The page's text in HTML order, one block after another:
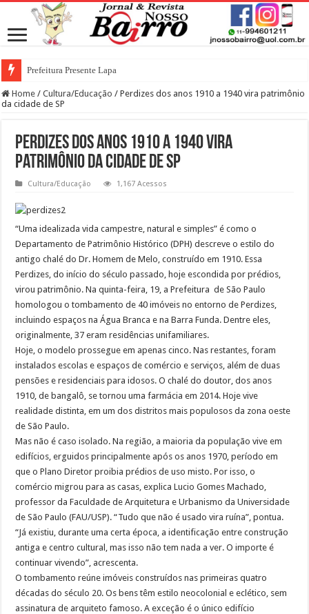
Prefeitura Presente Lapa
Home / Cultura/Educação / Perdizes dos anos 1910 a 1940 vira patrimônio
da cidade de SP
Perdizes dos anos 1910 a 1940 vira
patrimônio da cidade de SP
Cultura/Educação 1,167 Acessos
“Uma idealizada vida campestre, natural e simples” é como o
Departamento de Patrimônio Histórico (DPH) descreve o estilo do
antigo chalé do Dr. Homem de Melo, construído em 1910. Essa
Perdizes, do início do século passado, hoje escondida por prédios,
virou patrimônio. Na quinta-feira, 19, a Prefeitura de São Paulo
homologou o tombamento de 40 imóveis no entorno de Perdizes,
incluindo espaços na Água Branca e na Barra Funda. Dentre eles,
originalmente, 37 eram residências unifamiliares.
Hoje, o modelo prossegue em apenas cinco. Nas restantes, foram
instalados escolas e espaços de comércio e serviços, além de duas
pensões e residenciais para idosos. O chalé do doutor, dos anos
1910, de bangalô, se tornou uma farmácia em 2014. Hoje vive
realidade distinta, em um dos distritos mais populosos da zona oeste
de São Paulo.
Mas não é caso isolado. Na região, a maioria da população vive em
edifícios, erguidos principalmente após os anos 1970, período em
que o Plano Diretor proibia prédios de uso misto. Por isso, o
comércio migrou para as casas, explica Lucio Gomes Machado,
professor da Faculdade de Arquitetura e Urbanismo da Universidade
de São Paulo (FAU/USP). “Tudo que não é usado vira ruína”, pontua.
“Já existiu, durante uma certa época, a identificação entre construção
antiga e centro cultural, mas isso não tem nada a ver. O importe é
continuar vivendo”, acrescenta.
O tombamento reúne imóveis construídos nas primeiras quatro
décadas do século 20. Os bens têm estilo neocolonial e eclético, sem
assinatura de arquiteto famoso. A exceção é o único edifício